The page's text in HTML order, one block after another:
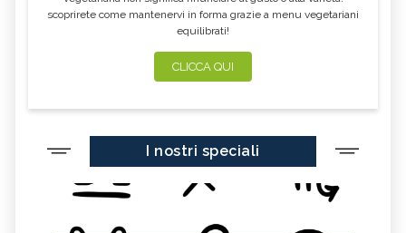
scoprirete come mantenervi in forma grazie a menu vegetariani
equilibrati!
CLICCA QUI
I nostri speciali